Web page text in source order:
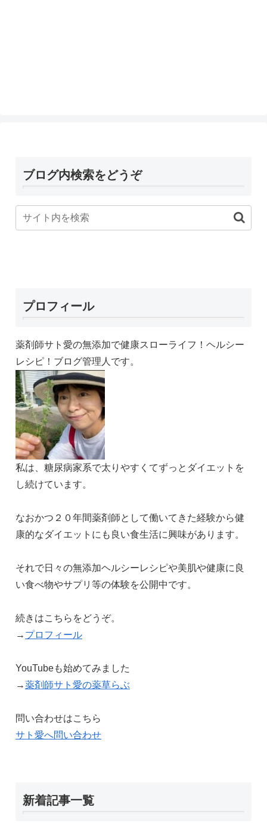
ブログ内検索をどうぞ
プロフィール
薬剤師サト愛の無添加で健康スローライフ！ヘルシー
レシピ！ブログ管理人です。
私は、糖尿病家系で太りやすくてずっとダイエットを
し続けています。
なおかつ２０年間薬剤師として働いてきた経験から健
康的なダイエットにも良い食生活に興味があります。
それで日々の無添加ヘルシーレシピや美肌や健康に良
い食べ物やサプリ等の体験を公開中です。
続きはこちらをどうぞ。
→ プロフィール
YouTubeも始めてみました
→薬剤師サト愛の薬草らぶ
問い合わせはこちら
サト愛へ問い合わせ
新着記事一覧